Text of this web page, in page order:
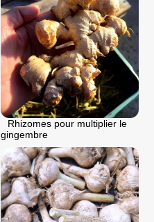
Rhizomes pour multiplier le
gingembre